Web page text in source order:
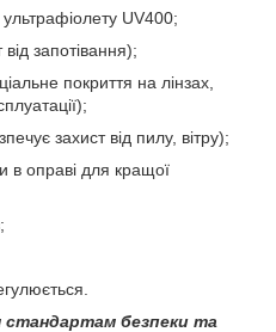
UV400;
запотівання);
покриття на лінзах,
захист від пилу, вітру);
в оправі для кращої
стандартам безпеки та